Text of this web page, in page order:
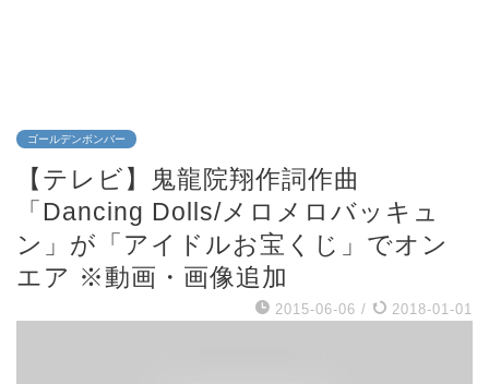
ゴールデンボンバー
【テレビ】鬼龍院翔作詞作曲
「Dancing Dolls/メロメロバッキュ
ン」が「アイドルお宝くじ」でオン
エア ※動画・画像追加
2015-06-06 / 2018-01-01